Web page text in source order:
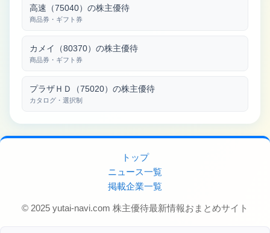
高速（75040）の株主優待
商品券・ギフト券
カメイ（80370）の株主優待
商品券・ギフト券
プラザＨＤ（75020）の株主優待
カタログ・選択制
トップ
ニュース一覧
掲載企業一覧
© 2025 yutai-navi.com 株主優待最新情報おまとめサイト